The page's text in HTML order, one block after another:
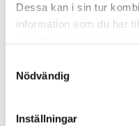
Dessa kan i sin tur
information som du har
Nödvändig
Inställningar
Antal
Artikelnr